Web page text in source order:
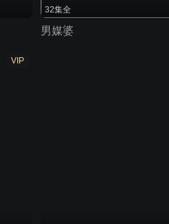
32集全
男媒婆
VIP